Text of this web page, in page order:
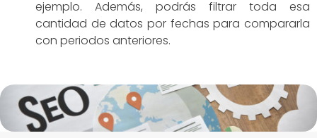
ejemplo. Además, podrás filtrar toda esa
cantidad de datos por fechas para compararla
con periodos anteriores.